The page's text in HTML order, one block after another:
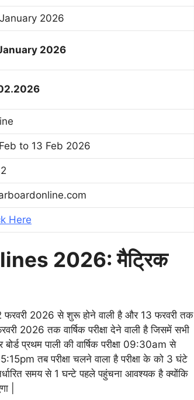
2026
2026
to 13 Feb 2026
Here
2026: मैट्रिक
2 फरवरी 2026 से शुरू होने वाली है और 13 फरवरी तक
2026 तक वार्षिक परीक्षा देने वाली है जिसमें सभी
बोर्ड प्रथम पाली की वार्षिक परीक्षा 09:30am से
तब परीक्षा चलने वाला है परीक्षा के को 3 घंटे
समय से 1 घन्टे पहले पहुंचना आवश्यक है क्योंकि
|